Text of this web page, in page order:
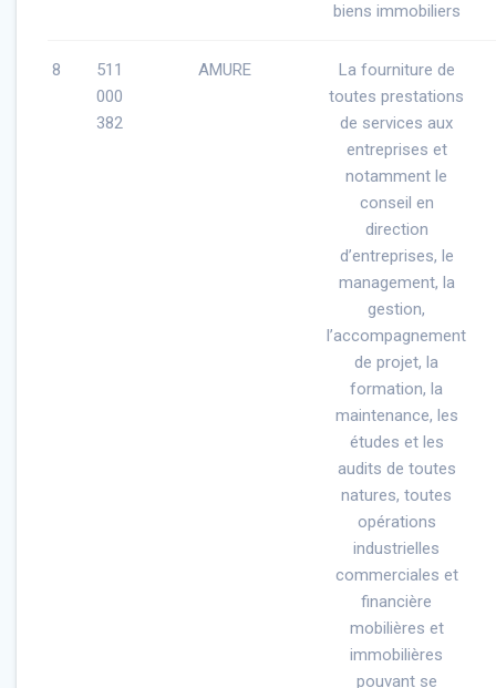
biens immobiliers
8
511
000
382
AMURE
La fourniture de
toutes prestations
de services aux
entreprises et
notamment le
conseil en
direction
d’entreprises, le
management, la
gestion,
l’accompagnement
de projet, la
formation, la
maintenance, les
études et les
audits de toutes
natures, toutes
opérations
industrielles
commerciales et
financière
mobilières et
immobilières
pouvant se